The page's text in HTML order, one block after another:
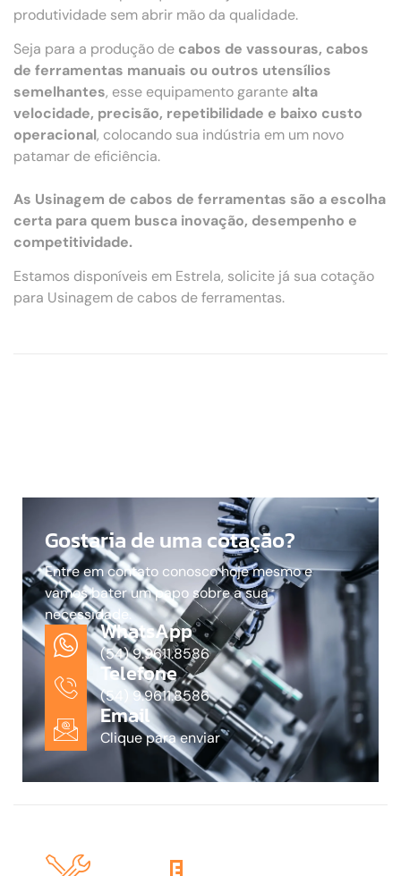
produtividade sem abrir mão da qualidade.
Seja para a produção de cabos de vassouras, cabos
de ferramentas manuais ou outros utensílios
semelhantes, esse equipamento garante alta
velocidade, precisão, repetibilidade e baixo custo
operacional, colocando sua indústria em um novo
patamar de eficiência.
As Usinagem de cabos de ferramentas são a escolha
certa para quem busca inovação, desempenho e
competitividade.
Estamos disponíveis em Estrela, solicite já sua cotação
para Usinagem de cabos de ferramentas.
Gostaria de uma cotação?
Entre em contato conosco hoje mesmo e
vamos bater um papo sobre a sua
necessidade.
WhatsApp
(54) 9.9611.8586
Telefone
(54) 9.9611.8586
Email
Clique para enviar